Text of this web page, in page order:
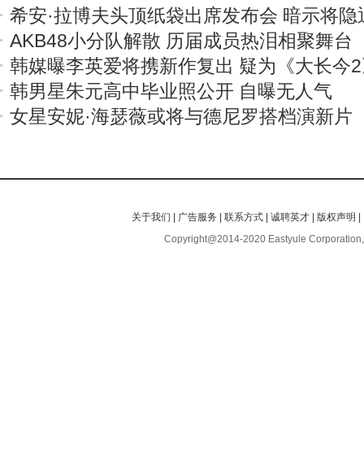
希安·拉博夫头顶纸袋出席发布会 暗示将隐
AKB48小分队解散 历届成员热泪相聚舞台
韩媒曝李英爱将携新作复出 疑为《大长今
韩男星朱元高中毕业照公开 自曝无人气
女星安妮·海瑟薇或将与德尼罗搭档演新片
关于我们 广告服务 |联系方式 |诚聘英才 版权声明
Copyright@2014-2020 Eastyule